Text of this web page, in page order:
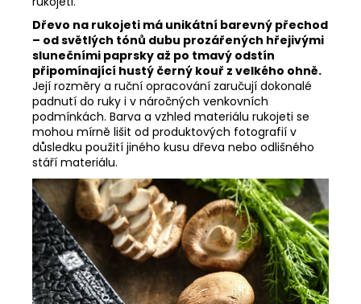
Dřevo na rukojeti má unikátní barevný přechod
– od světlých tónů dubu prozářených hřejivými
slunečními paprsky až po tmavý odstín
připomínající hustý černý kouř z velkého ohně.
Její rozměry a ruční opracování zaručují dokonalé
padnutí do ruky i v náročných venkovních
podmínkách. Barva a vzhled materiálu rukojeti se
mohou mírně lišit od produktových fotografií v
důsledku použití jiného kusu dřeva nebo odlišného
stáří materiálu.